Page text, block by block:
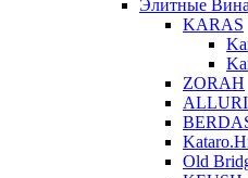
Элитные Вина
KARAS
ZORAH
Old